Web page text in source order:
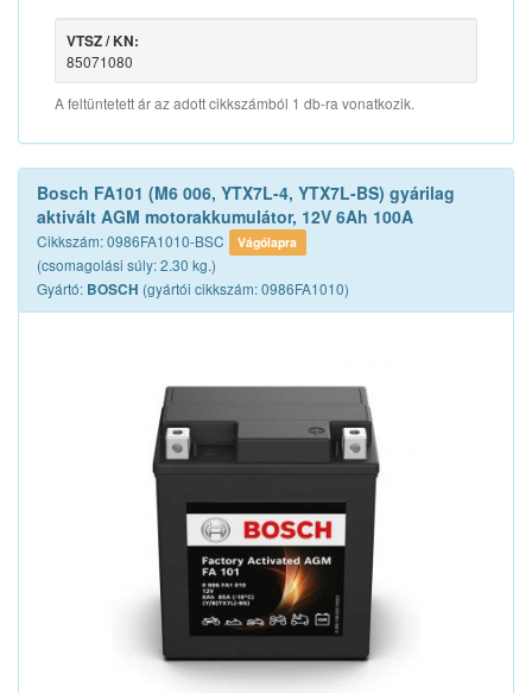
VTSZ / KN:
85071080
A feltüntetett ár az adott cikkszámból 1 db-ra vonatkozik.
Bosch FA101 (M6 006, YTX7L-4, YTX7L-BS) gyárilag
aktivált AGM motorakkumulátor, 12V 6Ah 100A
Cikkszám: 0986FA1010-BSC Vágólapra
(csomagolási súly: 2.30 kg.)
Gyártó: BOSCH (gyártói cikkszám: 0986FA1010)